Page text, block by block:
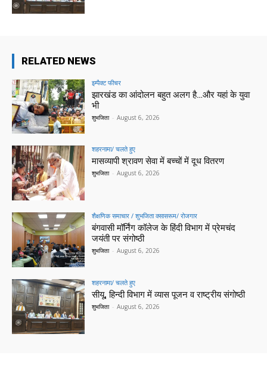
RELATED NEWS
इम्पैक्ट फीचर
झारखंड का आंदोलन बहुत अलग है…और यहां के युवा
भी
शुभजिता - August 6, 2026
शहरनामा/ चलते हुए
मासव्यापी श्रावण सेवा में बच्चों में दूध वितरण
शुभजिता - August 6, 2026
शैक्षणिक समाचार / शुभजिता क्सासरूम/ रोजगार
बंगवासी मॉर्निंग कॉलेज के हिंदी विभाग में प्रेमचंद
जयंती पर संगोष्ठी
शुभजिता - August 6, 2026
शहरनामा/ चलते हुए
सीयू, हिन्दी विभाग में व्यास पूजन व राष्ट्रीय संगोष्ठी
शुभजिता - August 6, 2026